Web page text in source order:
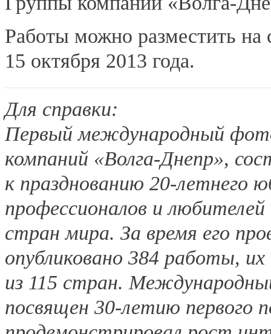
Работы можно разместить на
15 октября 2013 года.
Для справки:
Первый международный
компаний «Волга-Днепр»,
к празднованию 20-летнего
профессионалов и
стран мира. За время его
опубликовано 384 работы,
из 115 стран.
посвящен 30-летию первого